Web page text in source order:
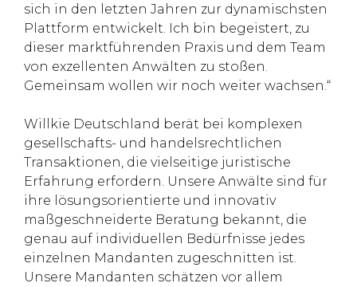
sich in den letzten Jahren zur dynamischsten
Plattform entwickelt. Ich bin begeistert, zu
dieser marktführenden Praxis und dem Team
von exzellenten Anwälten zu stoßen.
Gemeinsam wollen wir noch weiter wachsen.“
Willkie Deutschland berät bei komplexen
gesellschafts- und han­dels­recht­lichen
Transaktionen, die vielseitige juristische
Erfahrung erfordern. Unsere Anwälte sind für
ihre lösungsorientierte und innovativ
maßgeschneiderte Beratung bekannt, die
genau auf individuellen Bedürfnisse jedes
einzelnen Mandanten zugeschnitten ist.
Unsere Mandanten schätzen vor allem